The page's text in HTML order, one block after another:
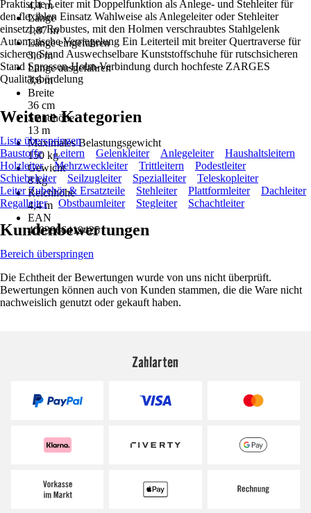
4,4 m
Länge
1,87 m
Länge eingefahren
3,6 m
Länge ausgefahren
3,6 m
Breite
36 cm
Standhöhe
13 m
Maximales Belastungsgewicht
150 kg
Gewicht
8 kg
Reichhöhe
4,4 m
EAN
4003866419425
Praktische Leiter mit Doppelfunktion als Anlege- und Stehleiter für
den flexiblen Einsatz Wahlweise als Anlegeleiter oder Stehleiter
einsetzbar Robustes, mit den Holmen verschraubtes Stahlgelenk
Automatische Verriegelung Ein Leiterteil mit breiter Quertraverse für
sicheren Stand Auswechselbare Kunststoffschuhe für rutschsicheren
Stand Sprossen-Holm-Verbindung durch hochfeste ZARGES
Qualitätsbördelung
Weitere Kategorien
Liste überspringen
Baustoffe
Leitern Gelenkleiter Anlegeleiter
Haushaltsleitern
Holzleiter
Mehrzweckleiter Trittleitern
Podestleiter
Schiebeleiter
Seilzugleiter Spezialleiter
Teleskopleiter
Leiter Zubehör & Ersatzteile
Stehleiter Plattformleiter
Dachleiter
Regalleiter
Obstbaumleiter Stegleiter Schachtleiter
Kundenbewertungen
Bereich überspringen
Die Echtheit der Bewertungen wurde von uns nicht überprüft.
Bewertungen können auch von Kunden stammen, die die Ware nicht
nachweislich genutzt oder gekauft haben.
Zahlarten